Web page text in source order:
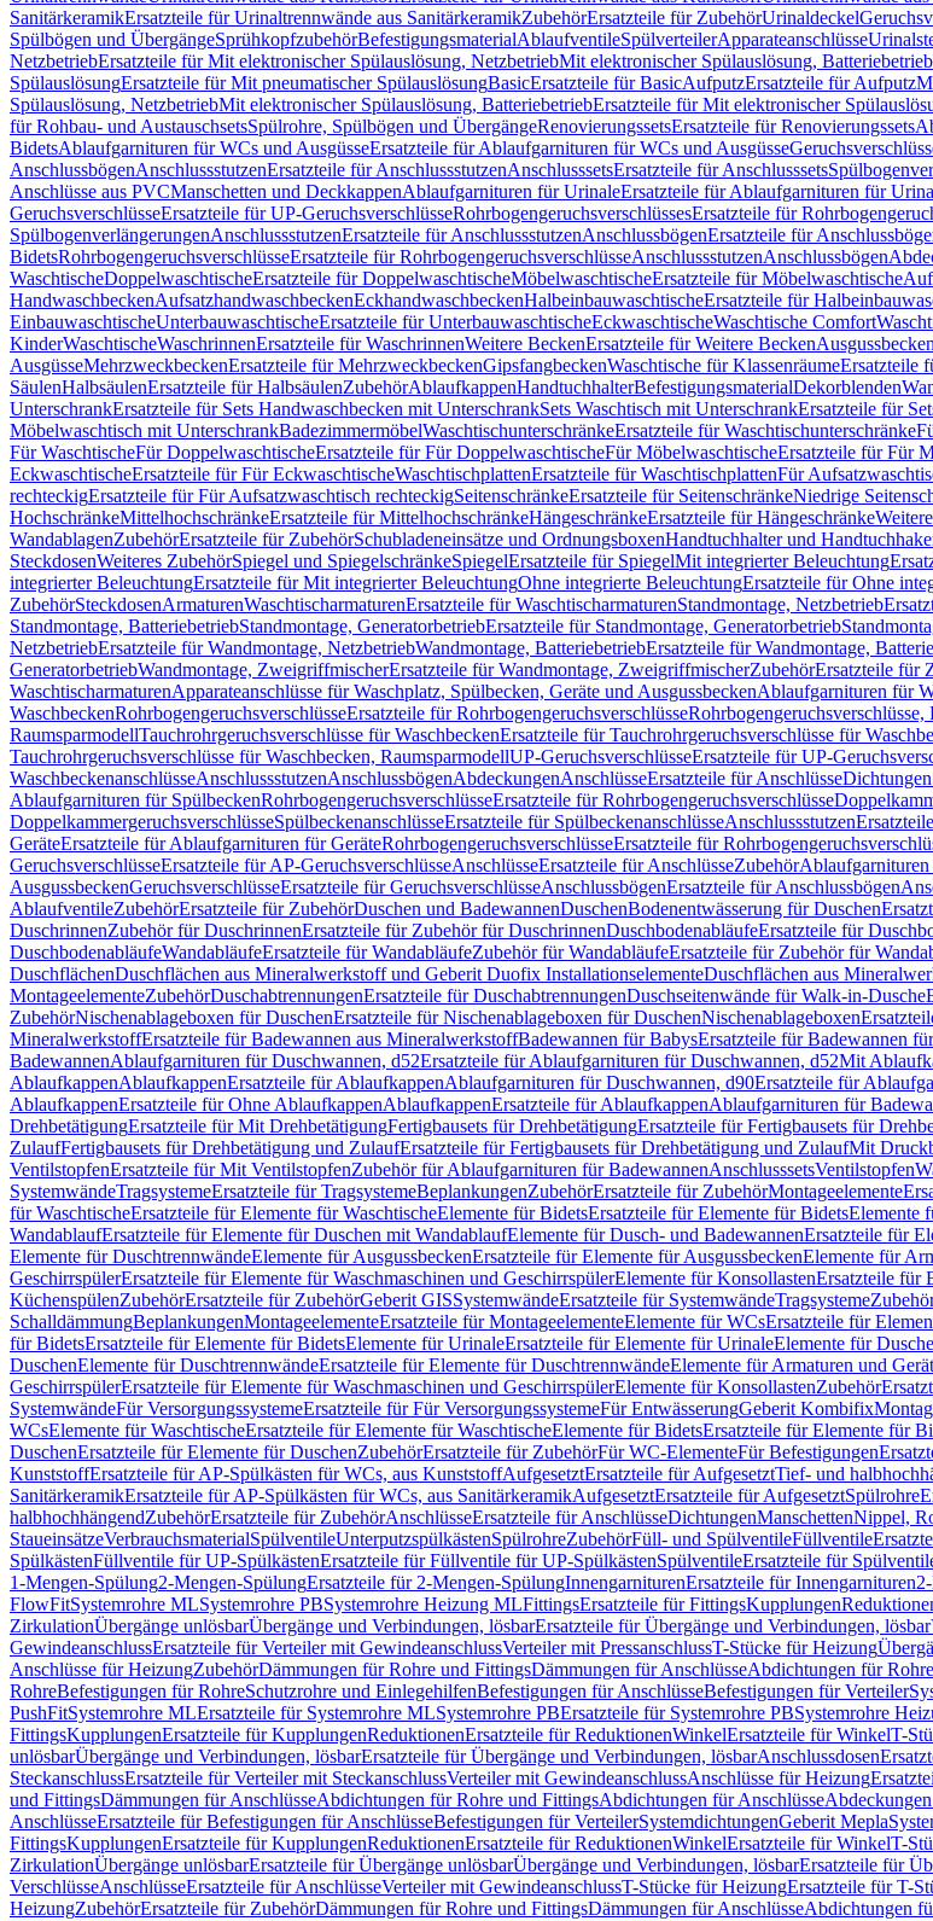
SanitärkeramikErsatzteile für Urinaltrennwände aus SanitärkeramikZubehörErsatzteile für ZubehörUrinaldeckel
Spülbögen und ÜbergängeSprühkopfzubehörBefestigungsmaterialAblaufventileSpülverteilerApparateanschlüsse
NetzbetriebErsatzteile für Mit elektronischer Spülauslösung, NetzbetriebMit elektronischer Spülauslösung, Batteriebetrieb
SpülauslösungErsatzteile für Mit pneumatischer SpülauslösungBasicErsatzteile für BasicAufputzErsatzteile für Aufputz
Spülauslösung, NetzbetriebMit elektronischer Spülauslösung, BatteriebetriebErsatzteile für Mit elektronischer
für Rohbau- und AustauschsetsSpülrohre, Spülbögen und ÜbergängeRenovierungssetsErsatzteile für Renovierungssets
BidetsAblaufgarnituren für WCs und AusgüsseErsatzteile für Ablaufgarnituren für WCs und Ausgüsse
AnschlussbögenAnschlussstutzenErsatzteile für AnschlussstutzenAnschlusssetsErsatzteile für Anschlusssets
Anschlüsse aus PVCManschetten und DeckkappenAblaufgarnituren für UrinaleErsatzteile für Ablaufgarnituren für
GeruchsverschlüsseErsatzteile für UP-GeruchsverschlüsseRohrbogengeruchsverschlüssesErsatzteile für
SpülbogenverlängerungenAnschlussstutzenErsatzteile für AnschlussstutzenAnschlussbögenErsatzteile für
BidetsRohrbogengeruchsverschlüsseErsatzteile für RohrbogengeruchsverschlüsseAnschlussstutzenAnschlussbögen
WaschtischeDoppelwaschtischeErsatzteile für DoppelwaschtischeMöbelwaschtischeErsatzteile für Möbelwaschtische
HandwaschbeckenAufsatzhandwaschbeckenEckhandwaschbeckenHalbeinbauwaschtischeErsatzteile für
EinbauwaschtischeUnterbauwaschtischeErsatzteile für UnterbauwaschtischeEckwaschtischeWaschtische Comfort
KinderWaschtischeWaschrinnenErsatzteile für WaschrinnenWeitere BeckenErsatzteile für Weitere BeckenAusgussbecken
AusgüsseMehrzweckbeckenErsatzteile für MehrzweckbeckenGipsfangbeckenWaschtische für KlassenräumeErsatzteile
SäulenHalbsäulenErsatzteile für HalbsäulenZubehörAblaufkappenHandtuchhalterBefestigungsmaterialDekorblenden
UnterschrankErsatzteile für Sets Handwaschbecken mit UnterschrankSets Waschtisch mit UnterschrankErsatzteile für
Möbelwaschtisch mit UnterschrankBadezimmermöbelWaschtischunterschränkeErsatzteile für Waschtischunterschränke
Für WaschtischeFür DoppelwaschtischeErsatzteile für Für DoppelwaschtischeFür MöbelwaschtischeErsatzteile für Für
EckwaschtischeErsatzteile für Für EckwaschtischeWaschtischplattenErsatzteile für WaschtischplattenFür
rechteckigErsatzteile für Für Aufsatzwaschtisch rechteckigSeitenschränkeErsatzteile für SeitenschränkeNiedrige
HochschränkeMittelhochschränkeErsatzteile für MittelhochschränkeHängeschränkeErsatzteile für Hängeschränke
WandablagenZubehörErsatzteile für ZubehörSchubladeneinsätze und OrdnungsboxenHandtuchhalter und
SteckdosenWeiteres ZubehörSpiegel und SpiegelschränkeSpiegelErsatzteile für SpiegelMit integrierter Beleuchtung
integrierter BeleuchtungErsatzteile für Mit integrierter BeleuchtungOhne integrierte BeleuchtungErsatzteile für Ohne
ZubehörSteckdosenArmaturenWaschtischarmaturenErsatzteile für WaschtischarmaturenStandmontage, Netzbetrieb
Standmontage, BatteriebetriebStandmontage, GeneratorbetriebErsatzteile für Standmontage, Generatorbetrieb
NetzbetriebErsatzteile für Wandmontage, NetzbetriebWandmontage, BatteriebetriebErsatzteile für Wandmontage,
GeneratorbetriebWandmontage, ZweigriffmischerErsatzteile für Wandmontage, ZweigriffmischerZubehörErsatzteile für
WaschtischarmaturenApparateanschlüsse für Waschplatz, Spülbecken, Geräte und AusgussbeckenAblaufgarnituren für
WaschbeckenRohrbogengeruchsverschlüsseErsatzteile für RohrbogengeruchsverschlüsseRohrbogengeruchsverschlüsse,
RaumsparmodellTauchrohrgeruchsverschlüsse für WaschbeckenErsatzteile für Tauchrohrgeruchsverschlüsse für
Tauchrohrgeruchsverschlüsse für Waschbecken, RaumsparmodellUP-GeruchsverschlüsseErsatzteile für UP-
WaschbeckenanschlüsseAnschlussstutzenAnschlussbögenAbdeckungenAnschlüsseErsatzteile für AnschlüsseDichtungen
Ablaufgarnituren für SpülbeckenRohrbogengeruchsverschlüsseErsatzteile für Rohrbogengeruchsverschlüsse
DoppelkammergeruchsverschlüsseSpülbeckenanschlüsseErsatzteile für SpülbeckenanschlüsseAnschlussstutzen
GeräteErsatzteile für Ablaufgarnituren für GeräteRohrbogengeruchsverschlüsseErsatzteile für
GeruchsverschlüsseErsatzteile für AP-GeruchsverschlüsseAnschlüsseErsatzteile für AnschlüsseZubehörAblaufgarnituren
AusgussbeckenGeruchsverschlüsseErsatzteile für GeruchsverschlüsseAnschlussbögenErsatzteile für Anschlussbögen
AblaufventileZubehörErsatzteile für ZubehörDuschen und BadewannenDuschenBodenentwässerung für Duschen
DuschrinnenZubehör für DuschrinnenErsatzteile für Zubehör für DuschrinnenDuschbodenabläufeErsatzteile für
DuschbodenabläufeWandabläufeErsatzteile für WandabläufeZubehör für WandabläufeErsatzteile für Zubehör für
DuschflächenDuschflächen aus Mineralwerkstoff und Geberit Duofix InstallationselementeDuschflächen aus
MontageelementeZubehörDuschabtrennungenErsatzteile für DuschabtrennungenDuschseitenwände für Walk-in-Dusche
ZubehörNischenablageboxen für DuschenErsatzteile für Nischenablageboxen für DuschenNischenablageboxen
MineralwerkstoffErsatzteile für Badewannen aus MineralwerkstoffBadewannen für BabysErsatzteile für Badewannen
BadewannenAblaufgarnituren für Duschwannen, d52Ersatzteile für Ablaufgarnituren für Duschwannen, d52Mit
AblaufkappenAblaufkappenErsatzteile für AblaufkappenAblaufgarnituren für Duschwannen, d90Ersatzteile für
AblaufkappenErsatzteile für Ohne AblaufkappenAblaufkappenErsatzteile für AblaufkappenAblaufgarnituren für
DrehbetätigungErsatzteile für Mit DrehbetätigungFertigbausets für DrehbetätigungErsatzteile für Fertigbausets für
ZulaufFertigbausets für Drehbetätigung und ZulaufErsatzteile für Fertigbausets für Drehbetätigung und ZulaufMit
VentilstopfenErsatzteile für Mit VentilstopfenZubehör für Ablaufgarnituren für BadewannenAnschlusssetsVentilstopfen
SystemwändeTragsystemeErsatzteile für TragsystemeBeplankungenZubehörErsatzteile für ZubehörMontageelemente
für WaschtischeErsatzteile für Elemente für WaschtischeElemente für BidetsErsatzteile für Elemente für BidetsElemente
WandablaufErsatzteile für Elemente für Duschen mit WandablaufElemente für Dusch- und BadewannenErsatzteile für
Elemente für DuschtrennwändeElemente für AusgussbeckenErsatzteile für Elemente für AusgussbeckenElemente für
GeschirrspülerErsatzteile für Elemente für Waschmaschinen und GeschirrspülerElemente für KonsollastenErsatzteile für
KüchenspülenZubehörErsatzteile für ZubehörGeberit GISSystemwändeErsatzteile für SystemwändeTragsysteme
SchalldämmungBeplankungenMontageelementeErsatzteile für MontageelementeElemente für WCsErsatzteile für
für BidetsErsatzteile für Elemente für BidetsElemente für UrinaleErsatzteile für Elemente für UrinaleElemente für
DuschenElemente für DuschtrennwändeErsatzteile für Elemente für DuschtrennwändeElemente für Armaturen und
GeschirrspülerErsatzteile für Elemente für Waschmaschinen und GeschirrspülerElemente für KonsollastenZubehör
SystemwändeFür VersorgungssystemeErsatzteile für Für VersorgungssystemeFür EntwässerungGeberit Kombifix
WCsElemente für WaschtischeErsatzteile für Elemente für WaschtischeElemente für BidetsErsatzteile für Elemente für
DuschenErsatzteile für Elemente für DuschenZubehörErsatzteile für ZubehörFür WC-ElementeFür Befestigungen
KunststoffErsatzteile für AP-Spülkästen für WCs, aus KunststoffAufgesetztErsatzteile für AufgesetztTief- und
SanitärkeramikErsatzteile für AP-Spülkästen für WCs, aus SanitärkeramikAufgesetztErsatzteile für AufgesetztSpülrohre
halbhochhängendZubehörErsatzteile für ZubehörAnschlüsseErsatzteile für AnschlüsseDichtungenManschettenNippel,
StaueinsätzeVerbrauchsmaterialSpülventileUnterputzspülkästenSpülrohreZubehörFüll- und SpülventileFüllventile
SpülkästenFüllventile für UP-SpülkästenErsatzteile für Füllventile für UP-SpülkästenSpülventileErsatzteile für
1-Mengen-Spülung2-Mengen-SpülungErsatzteile für 2-Mengen-SpülungInnengarniturenErsatzteile für Innengarnituren
FlowFitSystemrohre MLSystemrohre PBSystemrohre Heizung MLFittingsErsatzteile für FittingsKupplungen
ZirkulationÜbergänge unlösbarÜbergänge und Verbindungen, lösbarErsatzteile für Übergänge und Verbindungen, lösbar
GewindeanschlussErsatzteile für Verteiler mit GewindeanschlussVerteiler mit PressanschlussT-Stücke für Heizung
Anschlüsse für HeizungZubehörDämmungen für Rohre und FittingsDämmungen für AnschlüsseAbdichtungen für
RohreBefestigungen für RohreSchutzrohre und EinlegehilfenBefestigungen für AnschlüsseBefestigungen für Verteiler
PushFitSystemrohre MLErsatzteile für Systemrohre MLSystemrohre PBErsatzteile für Systemrohre PBSystemrohre
FittingsKupplungenErsatzteile für KupplungenReduktionenErsatzteile für ReduktionenWinkelErsatzteile für WinkelT-
unlösbarÜbergänge und Verbindungen, lösbarErsatzteile für Übergänge und Verbindungen, lösbarAnschlussdosen
SteckanschlussErsatzteile für Verteiler mit SteckanschlussVerteiler mit GewindeanschlussAnschlüsse für Heizung
und FittingsDämmungen für AnschlüsseAbdichtungen für Rohre und FittingsAbdichtungen für Anschlüsse
AnschlüsseErsatzteile für Befestigungen für AnschlüsseBefestigungen für VerteilerSystemdichtungenGeberit Mepla
FittingsKupplungenErsatzteile für KupplungenReduktionenErsatzteile für ReduktionenWinkelErsatzteile für WinkelT-
ZirkulationÜbergänge unlösbarErsatzteile für Übergänge unlösbarÜbergänge und Verbindungen, lösbarErsatzteile für
VerschlüsseAnschlüsseErsatzteile für AnschlüsseVerteiler mit GewindeanschlussT-Stücke für HeizungErsatzteile für T-
HeizungZubehörErsatzteile für ZubehörDämmungen für Rohre und FittingsDämmungen für AnschlüsseAbdichtungen